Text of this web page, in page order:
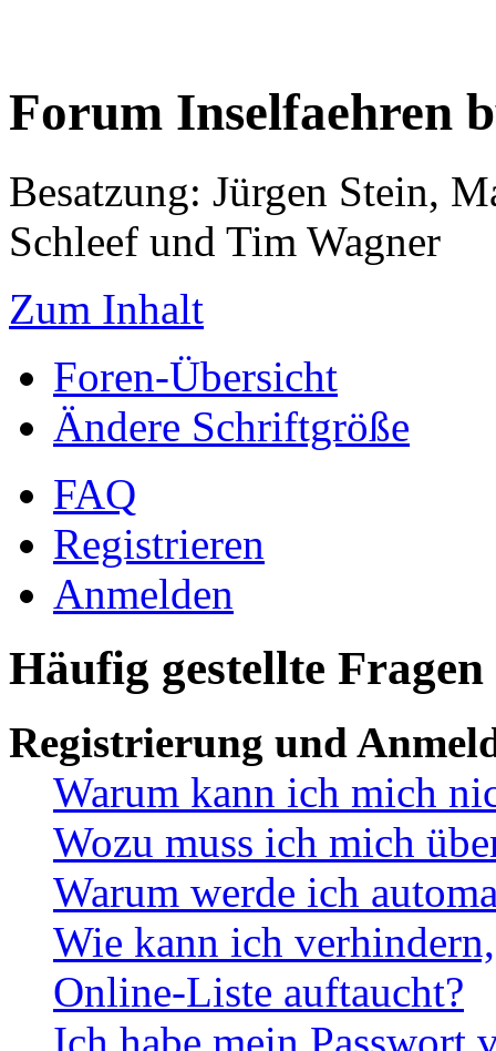
Forum Inselfaehren
Besatzung: Jürgen Stein,
Schleef und Tim Wagner
Zum Inhalt
Foren-Übersicht
Ändere Schriftgröße
FAQ
Registrieren
Anmelden
Häufig gestellte Fragen
Registrierung und
Warum kann ich mich
Wozu muss ich mich
Warum werde ich
Wie kann ich
Online-Liste auftaucht?
Ich habe mein Passwort